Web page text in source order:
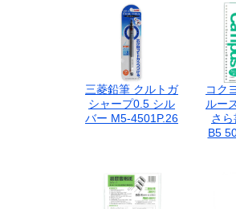
三菱鉛筆 クルトガ
シャープ0.5 シル
バー M5-4501P.26
コク
ルー
さ
B5